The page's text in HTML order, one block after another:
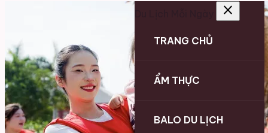
close
TRANG CHỦ
ẨM THỰC
BALO DU LỊCH